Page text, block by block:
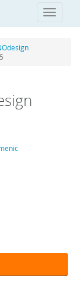
Toggle